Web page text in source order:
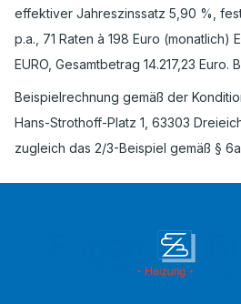
effektiver Jahreszinssatz 5,90 %,
p.a., 71 Raten à 198 Euro (monatlich)
EURO, Gesamtbetrag 14.217,23 Euro.
Beispielrechnung gemäß der
Hans-Strothoff-Platz 1, 63303
zugleich das 2/3-Beispiel gemäß §